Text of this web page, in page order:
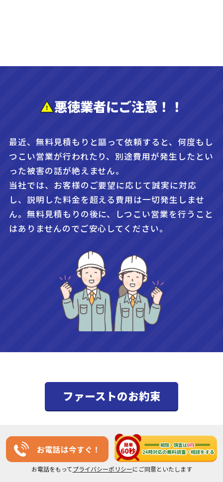
悪徳業者にご注意！！
最近、無料見積もりと謳って依頼すると、何度もし
つこい営業が行われたり、別途費用が発生したとい
った被害の話が絶えません。
当社では、お客様のご要望に応じて誠実に対応
し、説明した料金を超える費用は一切発生しませ
ん。無料見積もりの後に、しつこい営業を行うこと
はありませんのでご安心してください。
ファーストのお約束
・東京千代田区に拠点を置く会社です。
お電話は今すぐ！
お電話をもってプライバシーポリシーにご同意といたします